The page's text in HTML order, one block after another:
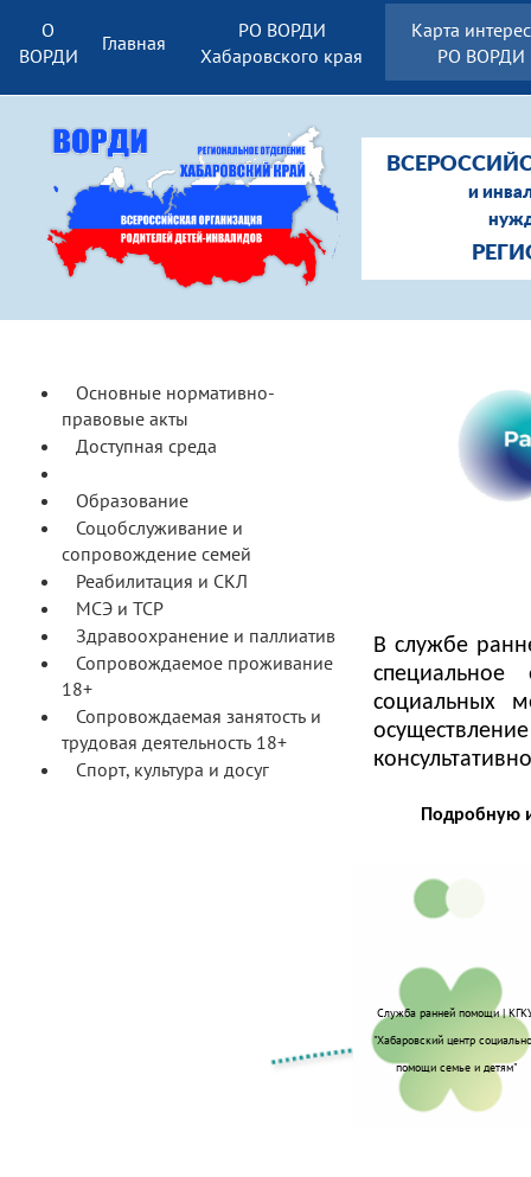
и
О
ВОРДИ
Главная
РО ВОРДИ
Хабаровского края
Карта
РО ВОРДИ
Основные нормативно-
правовые акты
Доступная среда
Образование
Соцобслуживание и
сопровождение семей
Реабилитация и СКЛ
МСЭ и ТСР
Здравоохранение и паллиатив
Сопровождаемое проживание
18+
Сопровождаемая занятость и
трудовая деятельность 18+
Спорт, культура и досуг
В службе
специальное
социальных
Подробную
Служба ранней помощи |
"Хабаровский центр
помощи семье и детям"